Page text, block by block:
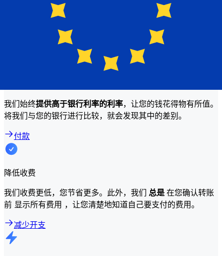
高。请查看对照表，比较Bank of Botswana 与 Xe 的费用。
为什么使用 Xe 而不是传统银行转账？
我们始终提供高于银行利率的利率，让您的钱花得物有所值。
将我们与您的银行进行比较，就会发现其中的差别。
付款
降低收费
我们收费更低，您节省更多。此外，我们 总是在您确认转账
前 显示所有费用 ，让您清楚地知道自己要支付的费用。
减少开支